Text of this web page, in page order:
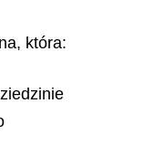
która: